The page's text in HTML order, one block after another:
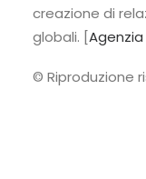
creazione di
globali. [
© Riproduzione